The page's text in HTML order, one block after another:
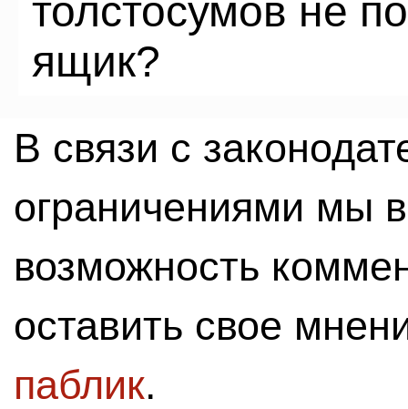
толстосумов не
ящик?
В связи с
ограничениями мы
возможность
оставить свое
паблик.